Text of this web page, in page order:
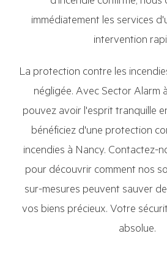
immédiatement les services
intervention
La protection contre les
négligée. Avec Sector Alarm
pouvez avoir l'esprit tranquille
bénéficiez d'une protection
incendies à Nancy. Contactez-
pour découvrir comment nos
sur-mesures peuvent sauver
vos biens précieux. Votre
absolue.